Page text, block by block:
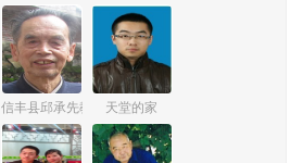
信丰县邱承先教师纪念馆
天堂的家